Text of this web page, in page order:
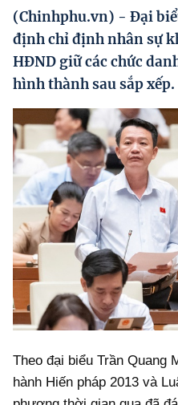
Phát triển kinh tế tư nhân
Ocop và chuỗi giá trị Nông
Doanh nghiệp dân tộc
Khác
Video
Photo
(Chinhphu.vn) - Đại
định chỉ định nhân sự
HĐND giữ các chức
hình thành sau sắp xếp.
Theo đại biểu Trần Quang
hành Hiến pháp 2013 và